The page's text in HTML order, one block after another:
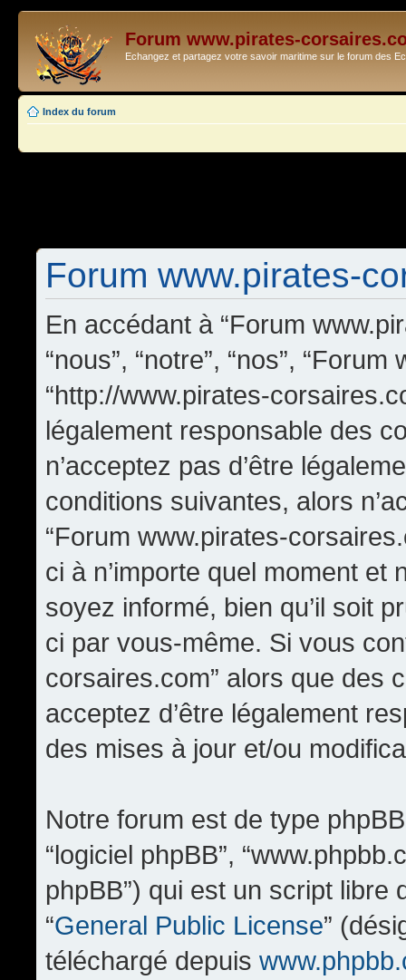
Forum www.pirates-
Echangez et partagez votre savoir maritime sur le forum des
Index du forum
Forum www.pirates-
En accédant à “Forum
“nous”, “notre”, “nos”,
“http://www.pirates-
légalement responsable des
n’acceptez pas d’être
conditions suivantes, alors
“Forum www.pirates-
ci à n’importe quel moment
soyez informé, bien qu’il soit
ci par vous-même. Si vous
corsaires.com” alors que des
acceptez d’être légalement
des mises à jour et/ou
Notre forum est de type phpBB
“logiciel phpBB”,
phpBB”) qui est un script
“General Public License”
téléchargé depuis